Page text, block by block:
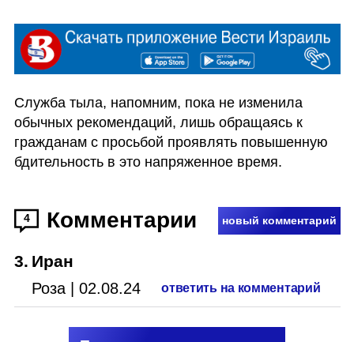
Служба тыла, напомним, пока не изменила
обычных рекомендаций, лишь обращаясь к
гражданам с просьбой проявлять повышенную
бдительность в это напряженное время.
4 Комментарии новый комментарий
3. Иран
Роза 02.08.24 ответить на комментарий